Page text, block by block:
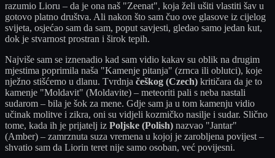
razumio Lioru – da je ona naš "Zeenat", koja želi ušiti vlastiti šav u
gotovo platno društva. Ali nakon što sam čuo ove glasove iz cijelog
svijeta, osjećao sam da sam, poput savjesti, gledao samo jedan kut,
dok je stvarnost prostran i širok tepih.
Najviše sam se iznenadio kad sam vidio kakav su oblik na drugim
mjestima poprimila naša "Kamenje pitanja" (zrnca ili oblutci), koje
nježno stišćemo u dlanu. Tvrdnja češkog (Czech) kritičara da je to
kamenje "Moldavit" (Moldavite) – meteoriti pali s neba nastali
sudarom – bila je šok za mene. Gdje sam ja u tom kamenju vidio
učinak molitve i zikra, oni su vidjeli kozmičko nasilje i sudar. Slično
tome, kada ih je prijatelj iz Poljske (Polish) nazvao "Jantar"
(Amber) – zamrznuta suza vremena u kojoj je zarobljena povijest –
shvatio sam da Liorin teret nije samo osoban, već povijesni.